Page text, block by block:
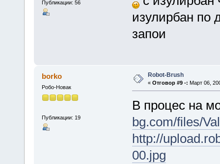
Публикации: 56
изулирбан по
запои
borko
Робо-Новак
Публикации: 19
Robot-Brush
« Отговор #9 -: Март 06,
В процес на
bg.com/files/
http://
00.jpg